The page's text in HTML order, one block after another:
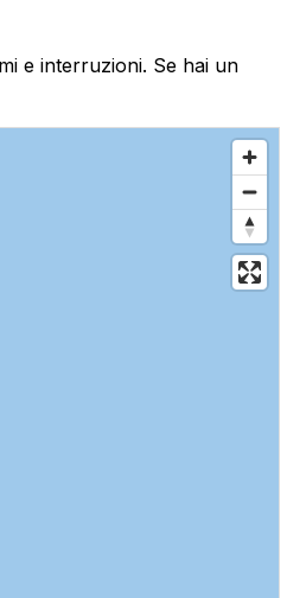
e interruzioni. Se hai un